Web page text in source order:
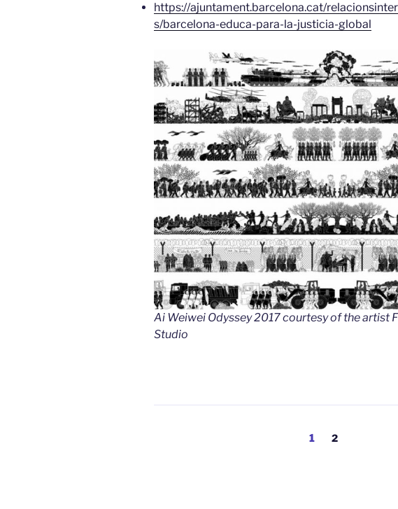
https://ajuntament.barcelona.cat/
s/barcelona-educa-para-la-justicia-global
Ai Weiwei Odyssey 2017 courtesy of the artist
Studio
Página
1 Página
2